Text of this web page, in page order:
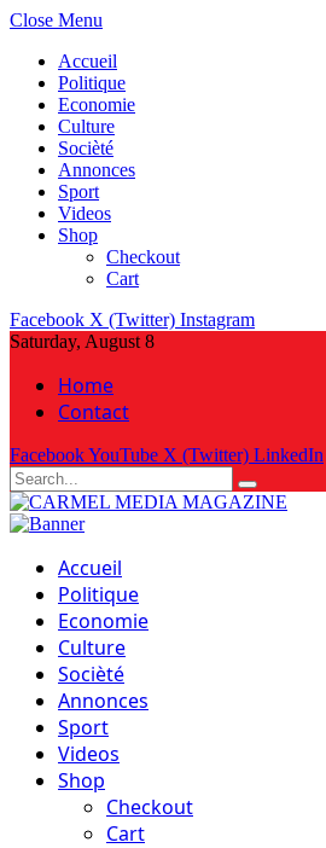
Close Menu
Accueil
Politique
Economie
Culture
Socièté
Annonces
Sport
Videos
Shop
Checkout
Cart
Facebook X (Twitter) Instagram
Saturday, August 8
Home
Contact
FacebookYouTube X (Twitter) LinkedIn
Accueil
Politique
Economie
Culture
Socièté
Annonces
Sport
Videos
Shop
Checkout
Cart